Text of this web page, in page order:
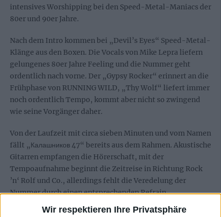
Wir respektieren Ihre Privatsphäre
intensives Worshipping bei den Speed-Metal-Maniacs der
80er und 90er Jahre.
Nach dem Intro kommen bei „Devil’s Eyes“ Speed-Metal-
Klänge aus den Boxen. Die Vocals von Mike Lepra liefern
gelungenes 80er Jahre Feeling und die Nummer geht
ordentlich nach vorne. Der „Gypsy Rocker“ erinnert an die
Frühphase von RUNNING WILD, „Thy Wolf“ liefert immer
noch ordentlich Tempo, kommt aber nicht so zwingend
wie seine Vorgänger daher.
Von der Laufzeit mit circa sieben Minuten und vom Namen
fällt „Калашников 47“ bereits aus dem Rahmen. Akustische
Gitarren empfangen die Hörerschaft, mit der
Tempoaufnahme beginnt die Zeitreise in Richtung Rock
’n‘ Rolf und Co., allerdings fehlt die Veredelung der
Nummer durch einen entsprechenden Refrain.
Ob „Rattlesnake“, mit einer OVERKILL-Assoziation und